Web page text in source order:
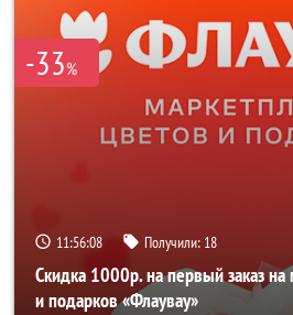
-33%
11:56:06 Получили: 18
Скидка 1000р. на первый заказ на
и подарков «Флаувау»